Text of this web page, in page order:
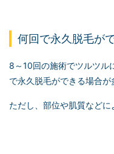
何回で永久脱毛が
8～10回の施術でツルツル
で永久脱毛ができる場合が
ただし、部位や肌質などに